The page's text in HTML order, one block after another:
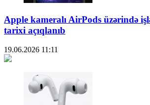
Apple kameralı AirPods üzərində
tarixi açıqlanıb
19.06.2026 11:11